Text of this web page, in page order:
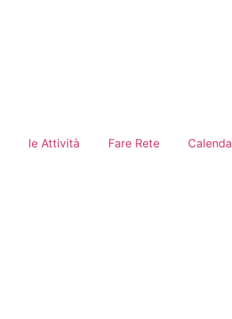
le Attività Fare Rete